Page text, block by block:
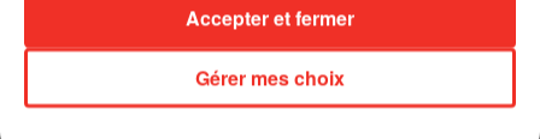
"JE RESPIRE MIEUX SUR SCÈNE" -
Gérer mes choix
Accepter et fermer